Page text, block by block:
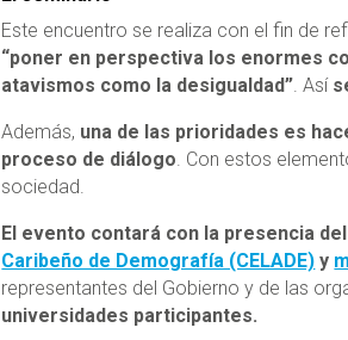
Este encuentro se realiza con el fin de
“poner en perspectiva los enormes
atavismos como la desigualdad”. Así
Además, una de las prioridades es
proceso de diálogo. Con estos
sociedad.
El evento contará con la presencia
Caribeño de Demografía (CELADE) y
representantes del Gobierno y de las
universidades participantes.